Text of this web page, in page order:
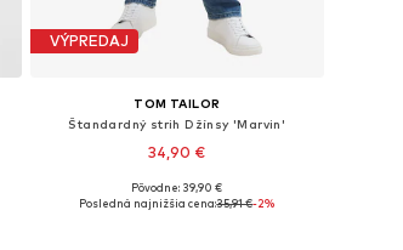
VÝPREDAJ
TOM TAILOR
Štandardný strih Džínsy 'Marvin'
34,90 €
Dostupné v mnohých veľkostiach
Pôvodne: 39,90 €
Posledná najnižšia cena:35,91 €-2%